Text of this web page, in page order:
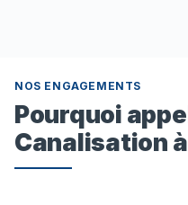
NOS ENGAGEMENTS
Pourquoi
Canalisation